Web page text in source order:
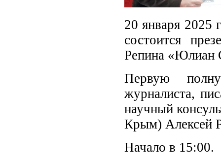
20 января 2025
состоится
Репина «Юлиан
Первую
журналиста,
научный
Крым) Алексей
Начало в 15:00.